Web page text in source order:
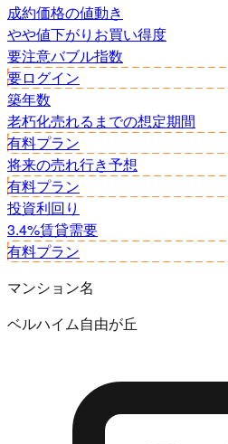
成約価格の値動き
やや値下がり お買い得度
要注意バブル指数
要ログイン
築年数
老朽化売れるまでの想定期間
有料プラン
将来の売れ行き予想
有料プラン
投資利回り
3.4%賃貸需要
有料プラン
マンション名
ベルハイム自由が丘